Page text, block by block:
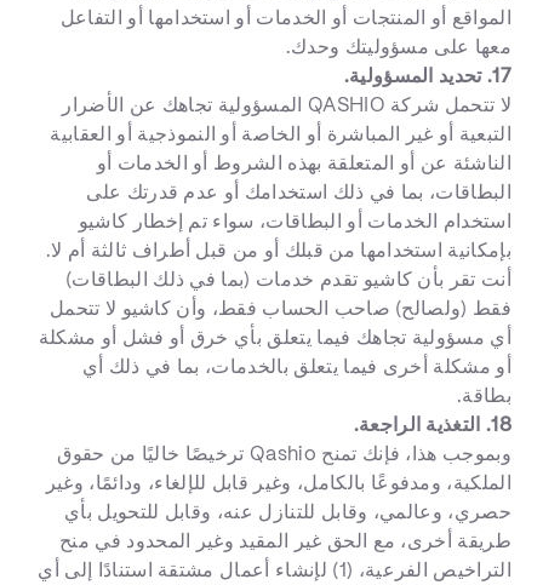
المواقع أو المنتجات أو الخدمات أو استخدامها أو التفاعل
معها على مسؤوليتك وحدك.
17. تحديد المسؤولية.
لا تتحمل شركة QASHIO المسؤولية تجاهك عن الأضرار
التبعية أو غير المباشرة أو الخاصة أو النموذجية أو العقابية
الناشئة عن أو المتعلقة بهذه الشروط أو الخدمات أو
البطاقات، بما في ذلك استخدامك أو عدم قدرتك على
استخدام الخدمات أو البطاقات، سواء تم إخطار كاشيو
بإمكانية استخدامها من قبلك أو من قبل أطراف ثالثة أم لا.
أنت تقر بأن كاشيو تقدم خدمات (بما في ذلك البطاقات)
فقط (ولصالح) صاحب الحساب فقط، وأن كاشيو لا تتحمل
أي مسؤولية تجاهك فيما يتعلق بأي خرق أو فشل أو مشكلة
أو مشكلة أخرى فيما يتعلق بالخدمات، بما في ذلك أي
بطاقة.
18. التغذية الراجعة.
وبموجب هذا، فإنك تمنح Qashio ترخيصًا خاليًا من حقوق
الملكية، ومدفوعًا بالكامل، وغير قابل للإلغاء، ودائمًا، وغير
حصري، وعالمي، وقابل للتنازل عنه، وقابل للتحويل بأي
طريقة أخرى، مع الحق غير المقيد وغير المحدود في منح
التراخيص الفرعية، (1) لإنشاء أعمال مشتقة استنادًا إلى أي